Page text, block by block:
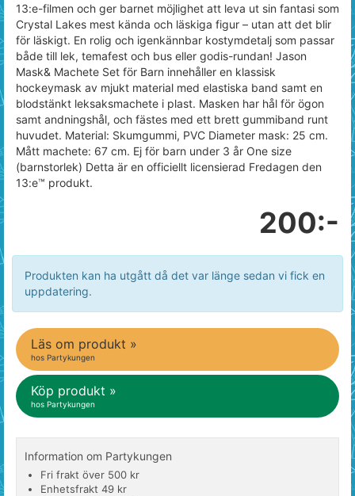
13:e-filmen och ger barnet möjlighet att leva ut sin fantasi som
Crystal Lakes mest kända och läskiga figur – utan att det blir
för läskigt. En rolig och igenkännbar kostymdetalj som passar
både till lek, temafest och bus eller godis-rundan! Jason
Mask& Machete Set för Barn innehåller en klassisk
hockeymask av mjukt material med elastiska band samt en
blodstänkt leksaksmachete i plast. Masken har hål för ögon
samt andningshål, och fästes med ett brett gummiband runt
huvudet. Material: Skumgummi, PVC Diameter mask: 25 cm.
Mått machete: 67 cm. Ej för barn under 3 år One size
(barnstorlek) Detta är en officiellt licensierad Fredagen den
13:e™ produkt.
200:-
Produkten kan ha utgått då det var länge sedan vi fick en
uppdatering.
Läs om produkt »
hos Partykungen
Köp produkt »
hos Partykungen
Information om Partykungen
Fri frakt över 500 kr
Enhetsfrakt 49 kr